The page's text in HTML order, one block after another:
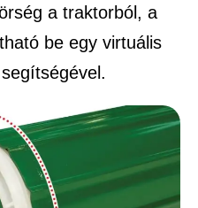
a traktorból, a
be egy virtuális